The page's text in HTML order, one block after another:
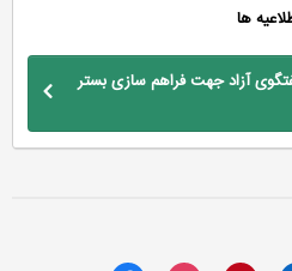
ها
آزاد جهت فراهم سازی بستر